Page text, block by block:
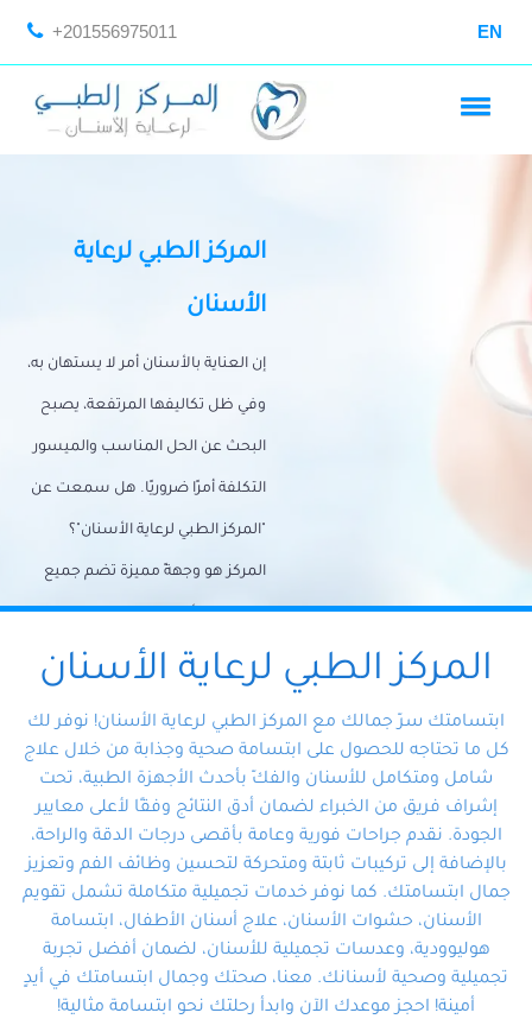
+201556975011 EN
المركز الطبي لرعاية
الأسنان
إن العناية بالأسنان أمر لا يستهان به،
وفي ظل تكاليفها المرتفعة، يصبح
البحث عن الحل المناسب والميسور
التكلفة أمرًا ضروريًا. هل سمعت عن
"المركز الطبي لرعاية الأسنان"؟
المركز هو وجهةً مميزة تضم جميع
احتياجات الأسنان تحت سقف واحد،
وتضمن لك حلاً شاملًا لجميع
المتخصص ذوي الخبرة، ستجد نفسك
في أيد أمينة تلبي احتياجاتك بكل
احترافية ودقة.
المركز الطبي لرعاية الأسنان
ابتسامتك سرّ جمالك مع المركز الطبي لرعاية الأسنان! نوفر لك
كل ما تحتاجه للحصول على ابتسامة صحية وجذابة من خلال علاج
شامل ومتكامل للأسنان والفكّ بأحدث الأجهزة الطبية، تحت
إشراف فريق من الخبراء لضمان أدق النتائج وفقًا لأعلى معايير
الجودة. نقدم جراحات فورية وعامة بأقصى درجات الدقة والراحة،
بالإضافة إلى تركيبات ثابتة ومتحركة لتحسين وظائف الفم وتعزيز
جمال ابتسامتك. كما نوفر خدمات تجميلية متكاملة تشمل تقويم
الأسنان، حشوات الأسنان، علاج أسنان الأطفال، ابتسامة
هوليوودية، وعدسات تجميلية للأسنان، لضمان أفضل تجربة
تجميلية وصحية لأسنانك. معنا، صحتك وجمال ابتسامتك في أيدٍ
أمينة! احجز موعدك الآن وابدأ رحلتك نحو ابتسامة مثالية!